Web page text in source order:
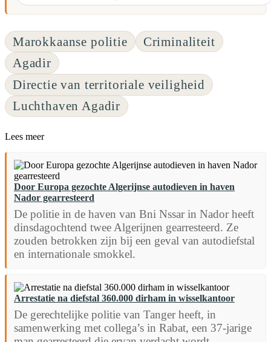
Marokkaanse politie
Criminaliteit
Agadir
Directie van territoriale veiligheid
Luchthaven Agadir
Lees meer
Door Europa gezochte Algerijnse autodieven in haven
Nador gearresteerd
De politie in de haven van Bni Nssar in Nador heeft
dinsdagochtend twee Algerijnen gearresteerd. Ze
zouden betrokken zijn bij een geval van autodiefstal
en internationale smokkel.
Arrestatie na diefstal 360.000 dirham in wisselkantoor
De gerechtelijke politie van Tanger heeft, in
samenwerking met collega’s in Rabat, een 37-jarige